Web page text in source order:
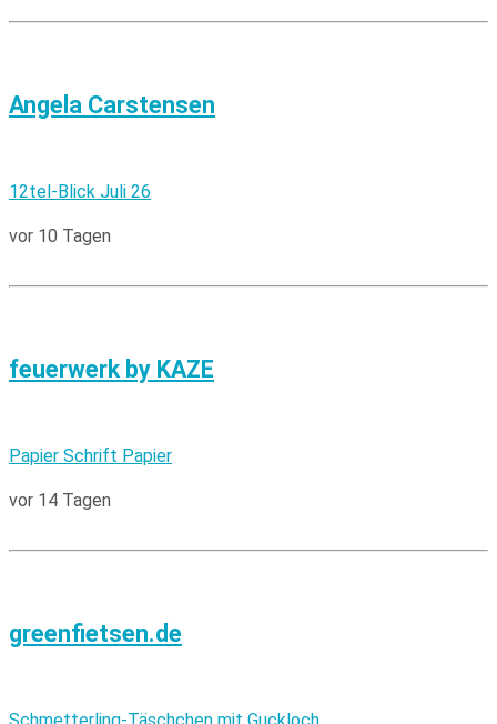
Angela Carstensen
12tel-Blick Juli 26
vor 10 Tagen
feuerwerk by KAZE
Papier Schrift Papier
vor 14 Tagen
greenfietsen.de